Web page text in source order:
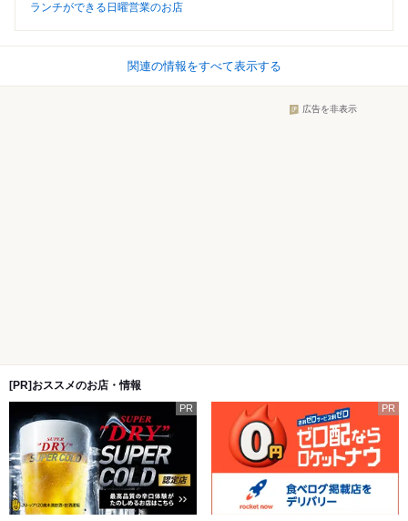
ランチができる日曜営業のお店
関連の情報をすべて表示する
広告を非表示
[PR]おススメのお店・情報
PR PR